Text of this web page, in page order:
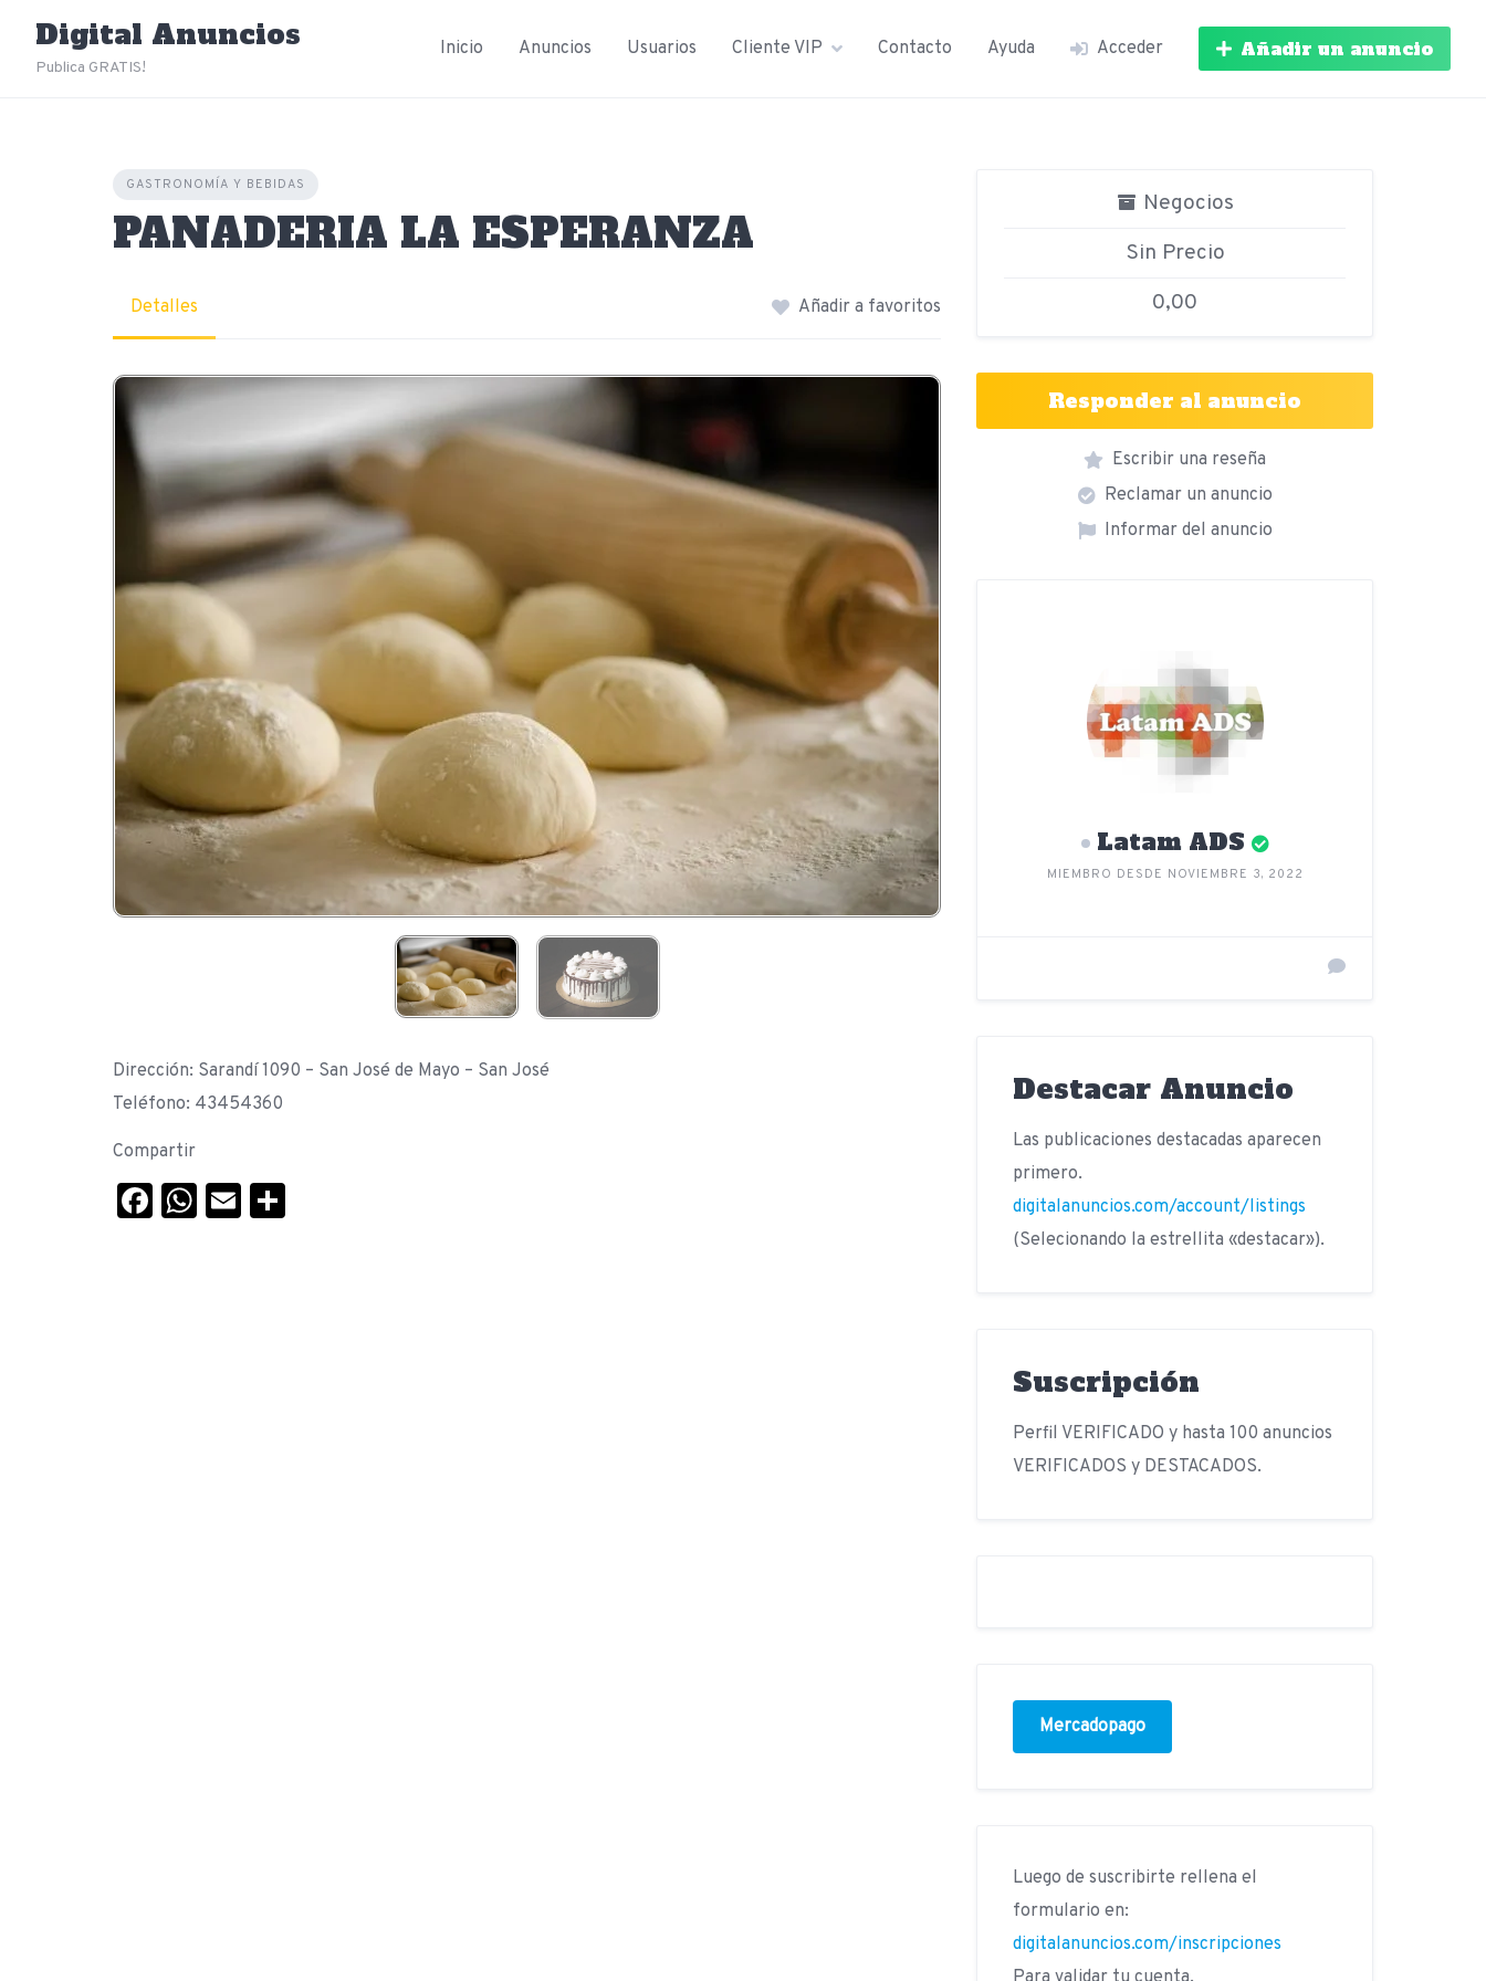
content
Digital Anuncios
Publica GRATIS!
Inicio Anuncios Usuarios Cliente VIP Contacto Ayuda Acceder Añadir un anuncio
GASTRONOMÍA Y BEBIDAS
PANADERIA LA ESPERANZA
Detalles Añadir a favoritos
Dirección: Sarandí 1090 – San José de Mayo – San José
Teléfono: 43454360
Compartir
Facebook
WhatsApp
Email
Negocios
Sin Precio
0,00
Responder al anuncio
Escribir una reseña
Reclamar un anuncio
Informar del anuncio
Latam ADS
MIEMBRO DESDE NOVIEMBRE 3, 2022
Destacar Anuncio
Las publicaciones destacadas aparecen
primero.
digitalanuncios.com/account/listings
(Selecionando la estrellita «destacar»).
Suscripción
Perfil VERIFICADO y hasta 100 anuncios
VERIFICADOS y DESTACADOS.
Mercadopago
Luego de suscribirte rellena el
formulario en:
digitalanuncios.com/inscripciones